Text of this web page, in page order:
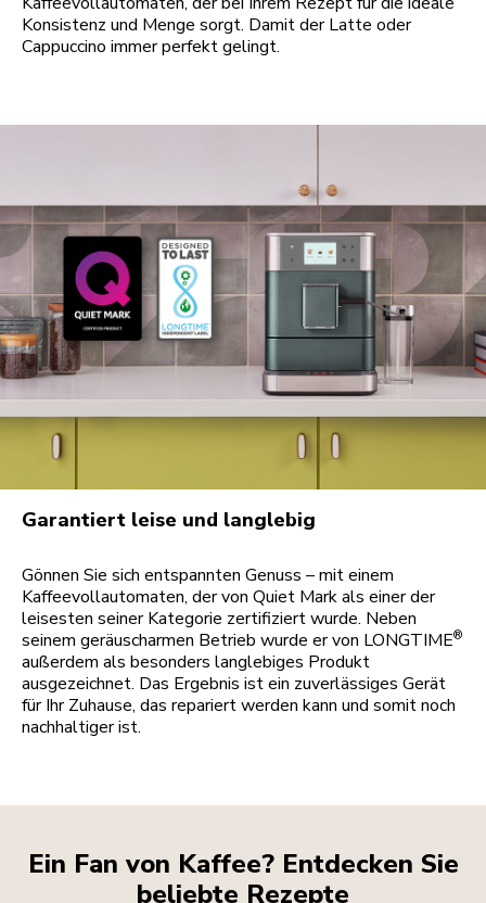
Konsistenz und Menge sorgt. Damit der Latte oder
Cappuccino immer perfekt gelingt.
Garantiert leise und langlebig
Gönnen Sie sich entspannten Genuss – mit einem
Kaffeevollautomaten, der von Quiet Mark als einer der
leisesten seiner Kategorie zertifiziert wurde. Neben
seinem geräuscharmen Betrieb wurde er von LONGTIME®
außerdem als besonders langlebiges Produkt
ausgezeichnet. Das Ergebnis ist ein zuverlässiges Gerät
für Ihr Zuhause, das repariert werden kann und somit noch
nachhaltiger ist.
Ein Fan von Kaffee? Entdecken Sie
beliebte Rezepte